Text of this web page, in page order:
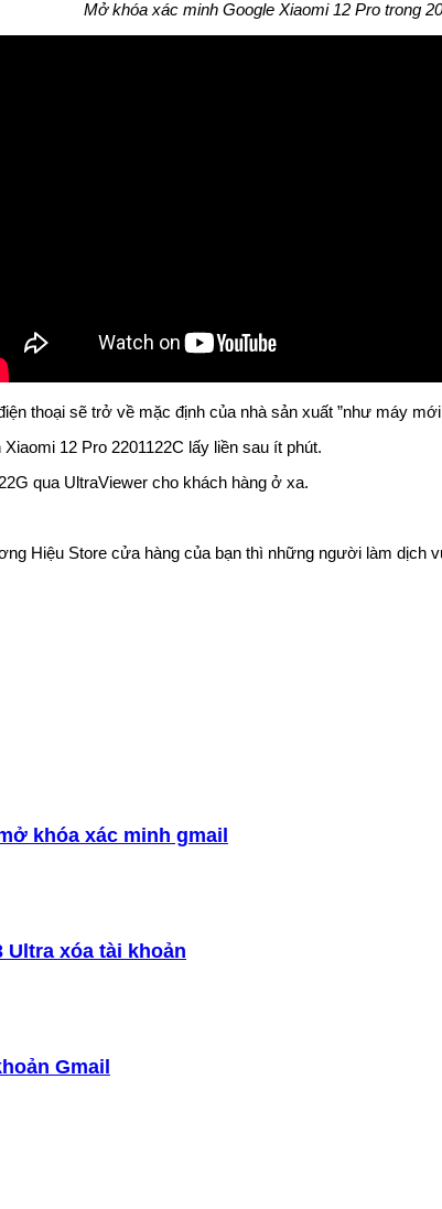
Mở khóa xác minh Google Xiaomi 12 Pro trong
thoại sẽ trở về mặc định của nhà sản xuất ”như máy
12 Pro 2201122C lấy liền sau ít phút.
qua UltraViewer cho khách hàng ở xa.
Hiệu Store cửa hàng của bạn thì những người làm
khóa xác minh gmail
Ultra xóa tài khoản
Gmail